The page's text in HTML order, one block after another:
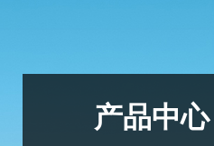
产品中心